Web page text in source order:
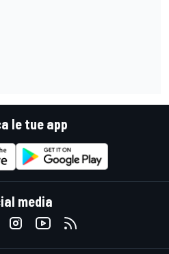
le tue app
media